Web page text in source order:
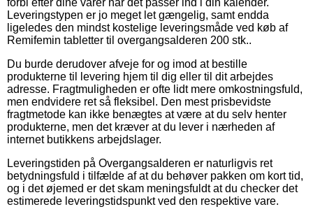
Leveringstypen er jo meget let gængelig, samt endda
ligeledes den mindst kostelige leveringsmåde ved køb af
Remifemin tabletter til overgangsalderen 200 stk..
Du burde derudover afveje for og imod at bestille
produkterne til levering hjem til dig eller til dit arbejdes
adresse. Fragtmuligheden er ofte lidt mere omkostningsfuld,
men endvidere ret så fleksibel. Den mest prisbevidste
fragtmetode kan ikke benægtes at være at du selv henter
produkterne, men det kræver at du lever i nærheden af
internet butikkens arbejdslager.
Leveringstiden på Overgangsalderen er naturligvis ret
betydningsfuld i tilfælde af at du behøver pakken om kort tid,
og i det øjemed er det skam meningsfuldt at du checker det
estimerede leveringstidspunkt ved den respektive vare.